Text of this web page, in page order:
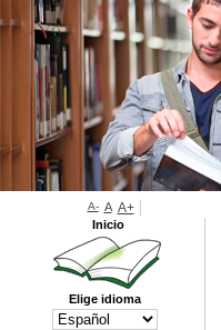
A- A A+
Inicio
Elige idioma